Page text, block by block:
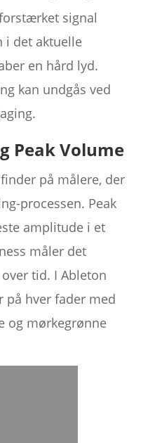
signal
i det aktuelle
en hård lyd.
kan undgås ved
Peak Volume
på målere, der
processen. Peak
amplitude i et
måler det
tid. I Ableton
på hver fader med
og mørkegrønne